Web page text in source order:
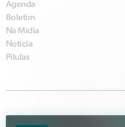
Agenda
Boletim
Na Mídia
Notícia
Pílulas